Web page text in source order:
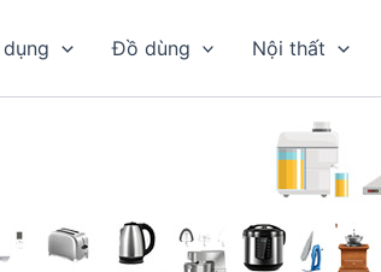
Đồ dùng Nội thất